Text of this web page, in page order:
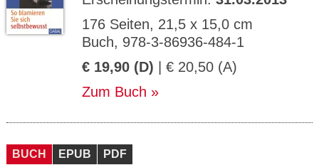
176 Seiten, 21,5 x 15,0 cm
Buch, 978-3-86936-484-1
€ 19,90 (D) | € 20,50 (A)
Zum Buch
BUCH EPUB PDF